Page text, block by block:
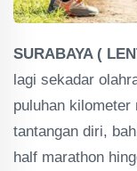
SURABAYA (
lagi sekadar
puluhan kilometer
tantangan diri,
half marathon